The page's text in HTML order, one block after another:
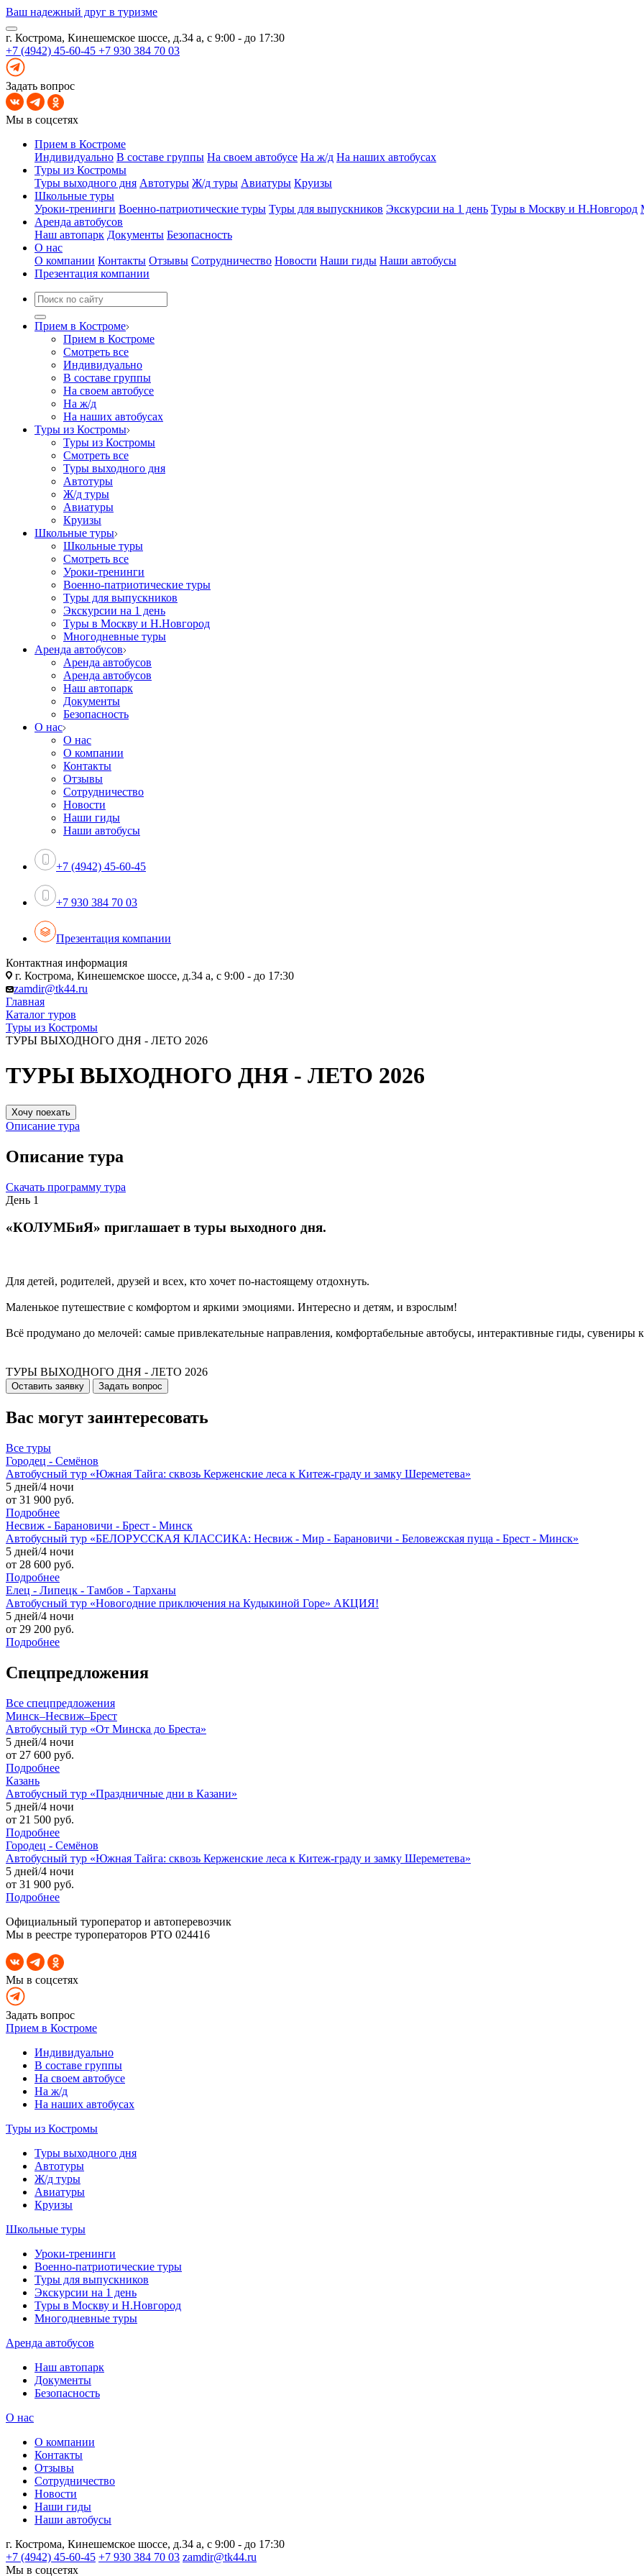
Ваш надежный друг в туризме
г. Кострома, Кинешемское шоссе, д.34 а, с 9:00 - до 17:30
+7 (4942) 45-60-45 +7 930 384 70 03
Задать вопрос
Мы в соцсетях
Прием в Костроме
Индивидуально В составе группы На своем автобусе На ж/д На наших автобусах
Туры из Костромы
Туры выходного дня Автотуры Ж/д туры Авиатуры Круизы
Школьные туры
Уроки-тренинги Военно-патриотические туры Туры для выпускников Экскурсии на 1 день Туры в Москву и Н.Новгород
Аренда автобусов
Наш автопарк Документы Безопасность
О нас
О компании Контакты Отзывы Сотрудничество Новости Наши гиды Наши автобусы
Презентация компании
Прием в Костроме
Прием в Костроме
Смотреть все
Индивидуально
В составе группы
На своем автобусе
На ж/д
На наших автобусах
Туры из Костромы
Туры из Костромы
Смотреть все
Туры выходного дня
Автотуры
Ж/д туры
Авиатуры
Круизы
Школьные туры
Школьные туры
Смотреть все
Уроки-тренинги
Военно-патриотические туры
Туры для выпускников
Экскурсии на 1 день
Туры в Москву и Н.Новгород
Многодневные туры
Аренда автобусов
Аренда автобусов
Аренда автобусов
Наш автопарк
Документы
Безопасность
О нас
О нас
О компании
Контакты
Отзывы
Сотрудничество
Новости
Наши гиды
Наши автобусы
+7 (4942) 45-60-45
+7 930 384 70 03
Презентация компании
Контактная информация
г. Кострома, Кинешемское шоссе, д.34 а, с 9:00 - до 17:30
zamdir@tk44.ru
Главная
Каталог туров
Туры из Костромы
ТУРЫ ВЫХОДНОГО ДНЯ - ЛЕТО 2026
ТУРЫ ВЫХОДНОГО ДНЯ - ЛЕТО 2026
Хочу поехать
Описание тура
Описание тура
Скачать программу тура
День 1
«КОЛУМБиЯ» приглашает в туры выходного дня.
Для детей, родителей, друзей и всех, кто хочет по-настоящему отдохнуть.
Маленькое путешествие с комфортом и яркими эмоциями. Интересно и детям, и взрослым!
Всё продумано до мелочей: самые привлекательные направления, комфортабельные автобусы, интерактивные гиды, сувениры
ТУРЫ ВЫХОДНОГО ДНЯ - ЛЕТО 2026
Оставить заявку Задать вопрос
Вас могут заинтересовать
Все туры
Городец - Семёнов
Автобусный тур «Южная Тайга: сквозь Керженские леса к Китеж-граду и замку Шереметева»
5 дней/4 ночи
от 31 900 руб.
Подробнее
Несвиж - Барановичи - Брест - Минск
Автобусный тур «БЕЛОРУССКАЯ КЛАССИКА: Несвиж - Мир - Барановичи - Беловежская пуща - Брест - Минск»
5 дней/4 ночи
от 28 600 руб.
Подробнее
Елец - Липецк - Тамбов - Тарханы
Автобусный тур «Новогодние приключения на Кудыкиной Горе» АКЦИЯ!
5 дней/4 ночи
от 29 200 руб.
Подробнее
Спецпредложения
Все спецпредложения
Минск–Несвиж–Брест
Автобусный тур «От Минска до Бреста»
5 дней/4 ночи
от 27 600 руб.
Подробнее
Казань
Автобусный тур «Праздничные дни в Казани»
5 дней/4 ночи
от 21 500 руб.
Подробнее
Городец - Семёнов
Автобусный тур «Южная Тайга: сквозь Керженские леса к Китеж-граду и замку Шереметева»
5 дней/4 ночи
от 31 900 руб.
Подробнее
Официальный туроператор и автоперевозчик
Мы в реестре туроператоров РТО 024416
Мы в соцсетях
Задать вопрос
Прием в Костроме
Индивидуально
В составе группы
На своем автобусе
На ж/д
На наших автобусах
Туры из Костромы
Туры выходного дня
Автотуры
Ж/д туры
Авиатуры
Круизы
Школьные туры
Уроки-тренинги
Военно-патриотические туры
Туры для выпускников
Экскурсии на 1 день
Туры в Москву и Н.Новгород
Многодневные туры
Аренда автобусов
Наш автопарк
Документы
Безопасность
О нас
О компании
Контакты
Отзывы
Сотрудничество
Новости
Наши гиды
Наши автобусы
г. Кострома, Кинешемское шоссе, д.34 а, с 9:00 - до 17:30
+7 (4942) 45-60-45 +7 930 384 70 03 zamdir@tk44.ru
Мы в соцсетях